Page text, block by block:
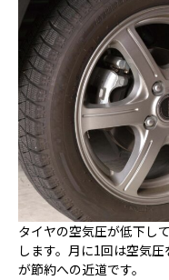
タイヤの空気圧が低下し
します。月に1回は空気
が節約への近道です。